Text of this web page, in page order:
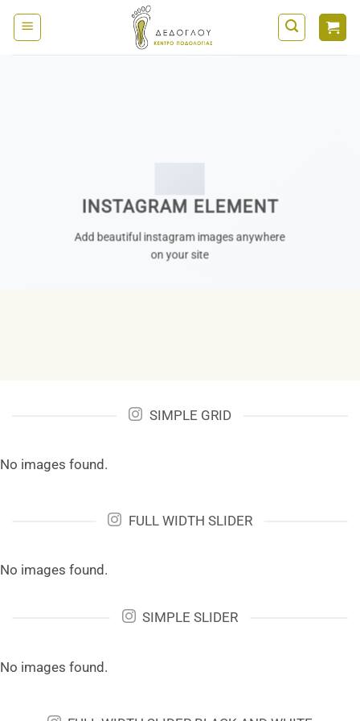
Μετάβαση
στο
INSTAGRAM ELEMENT
Add beautiful instagram images anywhere
on your site
SIMPLE GRID
No images found.
FULL WIDTH SLIDER
No images found.
SIMPLE SLIDER
No images found.